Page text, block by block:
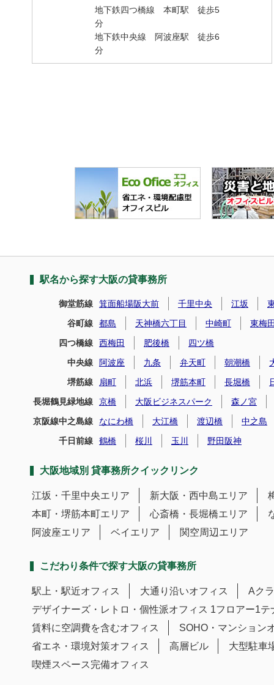
地下鉄四つ橋線 本町駅 徒歩5
分
地下鉄中央線 阿波座駅 徒歩6
分
駅名から探す大阪の貸事務所
御堂筋線 箕面船場阪大前 千里中央 江坂
谷町線
都島 天神橋六丁目 中崎町
東梅
四つ橋線
西梅田 肥後橋
四ツ橋
中央線
阿波座 九条 弁天町 朝潮橋
堺筋線
扇町 北浜 堺筋本町 長堀橋
長堀鶴見緑地線
京橋 大阪ビジネスパーク
森ノ宮
京阪線中之島線
なにわ橋 大江橋 渡辺橋
中之島
千日前線
鶴橋 桜川 玉川 野田阪神
大阪地域別 貸事務所クイックリンク
江坂・千里中央エリア 新大阪・西中島エリア
本町・堺筋本町エリア
心斎橋・長堀橋エリア
阿波座エリア
ベイエリア 関空周辺エリア
こだわり条件で探す大阪の貸事務所
駅上・駅近オフィス 大通り沿いオフィス
Aク
デザイナーズ・レトロ・個性派オフィス 1フロアー1テ
賃料に空調費を含むオフィス
SOHO・マンション
省エネ・環境対策オフィス
高層ビル
大型駐車
喫煙スペース完備オフィス